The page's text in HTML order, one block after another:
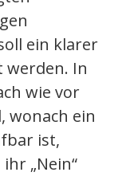
ein klarer
werden. In
wie vor
wonach ein
ist,
„Nein“